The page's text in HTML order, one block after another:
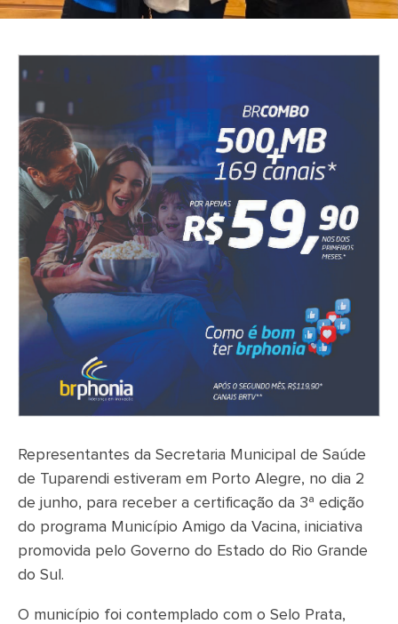
Representantes da Secretaria Municipal de Saúde
de Tuparendi estiveram em Porto Alegre, no dia 2
de junho, para receber a certificação da 3ª edição
do programa Município Amigo da Vacina, iniciativa
promovida pelo Governo do Estado do Rio Grande
do Sul.
O município foi contemplado com o Selo Prata,